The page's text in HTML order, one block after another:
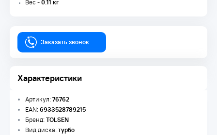
Вес -0.11 кг
Заказать звонок
Характеристики
Артикул:76762
EAN:6933528789215
Бренд:TOLSEN
Вид диска:турбо